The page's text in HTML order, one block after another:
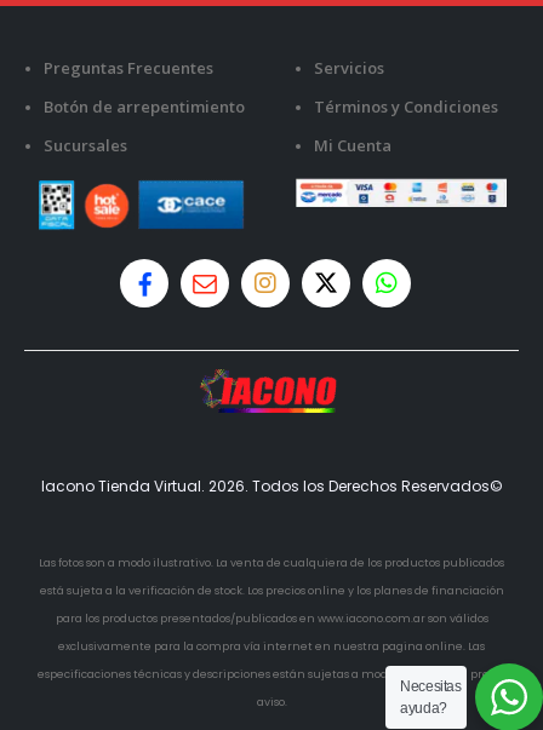
Preguntas Frecuentes
Botón de arrepentimiento
Sucursales
Servicios
Términos y Condiciones
Mi Cuenta
Iacono Tienda Virtual. 2026. Todos los Derechos Reservados©
Las fotos son a modo ilustrativo. La venta de cualquiera de los productos publicados
está sujeta a la verificación de stock. Los precios online y los planes de financiación
para los productos presentados/publicados en www.iacono.com.ar son válidos
exclusivamente para la compra vía internet en nuestra pagina online. Las
especificaciones técnicas y descripciones están sujetas a modificaciones sin previo
aviso.
Necesitas
ayuda?